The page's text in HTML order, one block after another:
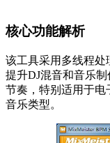
核心功能解析
该工具采用多线程处
提升DJ混音和音乐
节奏，特别适用于电
音乐类型。